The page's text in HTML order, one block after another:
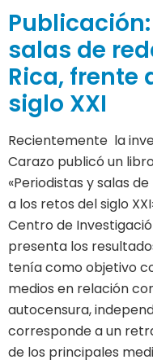
salas de
Rica, frente
siglo XXI
Recientemente la
Carazo publicó un
«Periodistas y salas
a los retos del siglo
Centro de
presenta los
tenía como objetivo
medios en relación
autocensura,
corresponde a un
de los principales